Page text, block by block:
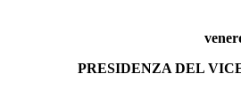
PRESIDENZA DEL